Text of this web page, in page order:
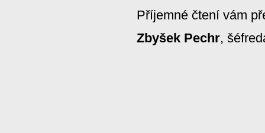
Příjemné čtení vám
Zbyšek Pechr,